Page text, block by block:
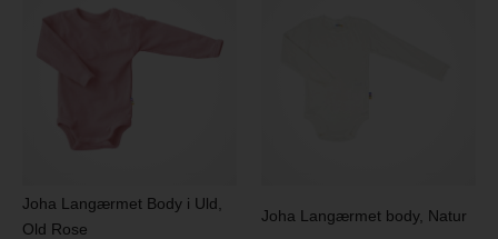
Joha Langærmet Body i Uld,
Old Rose
Joha Langærmet body, Natur